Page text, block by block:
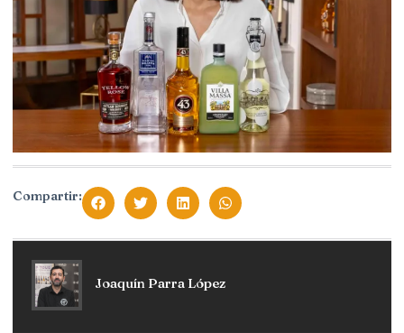
Compartir:
Joaquín Parra López